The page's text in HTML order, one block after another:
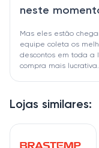
Lojas similares:
neste
Mas eles estão
equipe coleta os
descontos em toda a
compra mais lucrativa.